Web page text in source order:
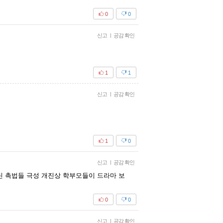
0
0
신고 | 공감 확인
1
1
신고 | 공감 확인
0
1
신고 | 공감 확인
촉법들 극성 개진상 학부모들이 드라마 보
0
0
신고 | 공감 확인